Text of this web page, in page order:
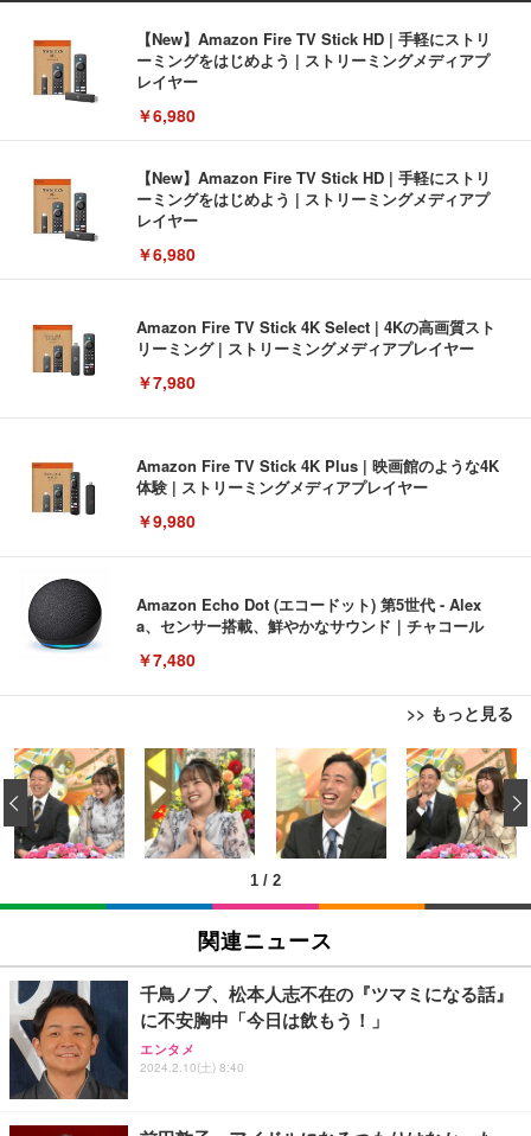
【New】Amazon Fire TV Stick HD | 手軽にストリ
ーミングをはじめよう | ストリーミングメディアプ
レイヤー
￥6,980
【New】Amazon Fire TV Stick HD | 手軽にストリ
ーミングをはじめよう | ストリーミングメディアプ
レイヤー
￥6,980
Amazon Fire TV Stick 4K Select | 4Kの高画質スト
リーミング | ストリーミングメディアプレイヤー
￥7,980
Amazon Fire TV Stick 4K Plus | 映画館のような4K
体験 | ストリーミングメディアプレイヤー
￥9,980
Amazon Echo Dot (エコードット) 第5世代 - Alex
a、センサー搭載、鮮やかなサウンド｜チャコール
￥7,480
>> もっと見る
[EdoErgo] オフィスチェア 椅子 テレワーク 疲れな
い 跳ね上げ式アームレスト コンパクト 約105度ロッ
キング pc 事務椅子 360度回転 座面昇降 強化ナイロ
ン樹脂ベース 通気性メッシュ 在宅ワーク H-WY01
(黒網+黒枠+黒足)
￥5,699
SIHOO B100 オフィスチェア／デスクチェア メッシ
ュチェア 人間工学 疲れない ブラック
￥27,999
Sezlife オフィスチェア デスクチェア 疲れない テレ
ワーク チェア 強化バックレスト 30度ロッキング機
能 人間工学 椅子 腰サポート 90度跳ね上げ式アーム
EIZO ビジネス向けプレミアムモニター | FlexScan
EV3240X-WT | 31.5型4K UHD・USB Type-C・ホワ
イト
￥105,595
EIZO ビジネス向けプレミアムモニター | FlexScan
￥109,572
【純正品】27"ゲーミングモニター DualSense 充電
フック付き（CFI-ZDM1J）
Amazonベーシック ペットシーツ 薄型 レギュラー 1
回使い捨て 無香料 ホワイト 300枚
￥3,373
Amazonベーシック ペットシーツ 厚型 ワイド 42枚
x2袋(84枚) ホワイト(吸収面:ライトブルー)
￥3,234
ネオ・ルーライフ ネオ・オムツ L 中型犬用 26枚入
り 単品
1 / 2
‹
関連ニュース
千鳥ノブ、松本人志不在の『ツマミになる話』
に不安胸中「今日は飲もう！」
エンタメ
2024.2.10(土) 8:40